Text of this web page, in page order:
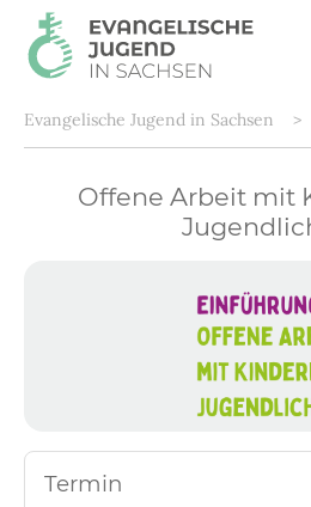
Zum Hauptinhalt springen
Sie sind hier:
Evangelische Jugend in Sachsen
Offene Arbeit mit
Termin